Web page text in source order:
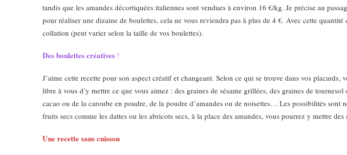
tandis que les amandes décortiquées italiennes sont vendues à environ 16 €/kg. Je précise au
pour réaliser une dizaine de boulettes, cela ne vous reviendra pas à plus de 4 €. Avec cette
collation (peut varier selon la taille de vos boulettes).
Des boulettes créatives !
J’aime cette recette pour son aspect créatif et changeant. Selon ce qui se trouve dans vos
libre à vous d’y mettre ce que vous aimez : des graines de sésame grillées, des graines de
cacao ou de la caroube en poudre, de la poudre d’amandes ou de noisettes… Les possibilités sont
fruits secs comme les dattes ou les abricots secs, à la place des amandes, vous pourrez y mettre
Une recette sans cuisson